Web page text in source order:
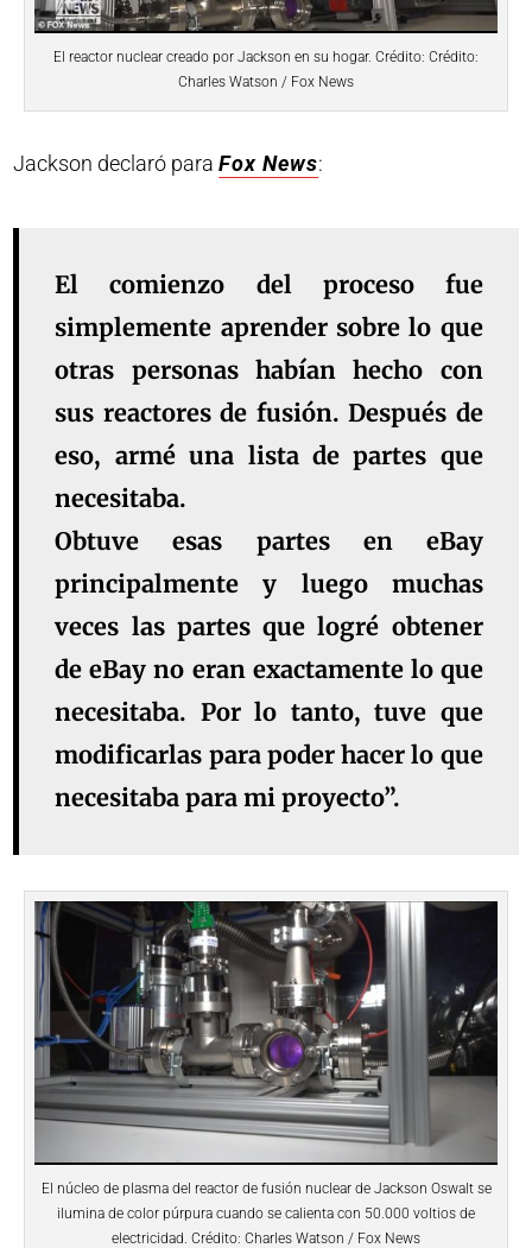
El reactor nuclear creado por Jackson en su hogar. Crédito: Crédito:
Charles Watson / Fox News
Jackson declaró paraFox News:
El comienzo del proceso fue
simplemente aprender sobre lo que
otras personas habían hecho con
sus reactores de fusión. Después de
eso, armé una lista de partes que
necesitaba.
Obtuve esas partes en eBay
principalmente y luego muchas
veces las partes que logré obtener
de eBay no eran exactamente lo que
necesitaba. Por lo tanto, tuve que
modificarlas para poder hacer lo que
necesitaba para mi proyecto”.
El núcleo de plasma del reactor de fusión nuclear de Jackson Oswalt se
ilumina de color púrpura cuando se calienta con 50.000 voltios de
electricidad. Crédito: Charles Watson / Fox News